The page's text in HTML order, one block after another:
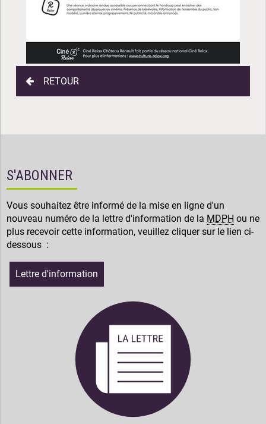
RETOUR
S'ABONNER
Vous souhaitez être informé de la mise en ligne d'un
nouveau numéro de la lettre d'information de la MDPH ou ne
plus recevoir cette information, veuillez cliquer sur le lien ci-
dessous :
Lettre d'information